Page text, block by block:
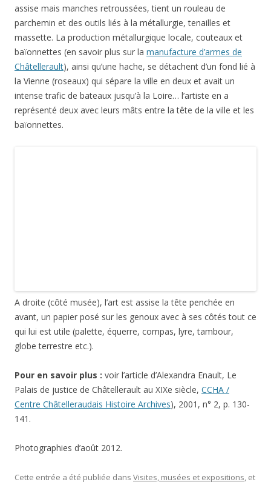
assise mais manches retroussées, tient un rouleau de
parchemin et des outils liés à la métallurgie, tenailles et
massette. La production métallurgique locale, couteaux et
baïonnettes (en savoir plus sur la manufacture d’armes de
Châtellerault), ainsi qu’une hache, se détachent d’un fond lié à
la Vienne (roseaux) qui sépare la ville en deux et avait un
intense trafic de bateaux jusqu’à la Loire… l’artiste en a
représenté deux avec leurs mâts entre la tête de la ville et les
baïonnettes.
141.
Photographies d’août 2012.
marquée avecallégorie ,art, baïonnette,balance, bateau carte
postale ancienne ,Châtellerault,compas,équerre glaive, globe
terrestre,Honoré Hivonnait,hôtel de ville,justice, lion, lyre
musique